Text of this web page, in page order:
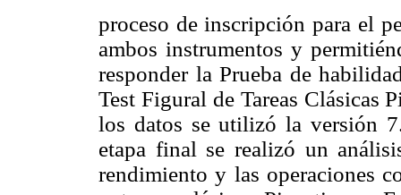
proceso de inscripción para el
ambos instrumentos y
responder la Prueba de
Test Figural de Tareas Clásicas
los datos se utilizó la versión
etapa final se realizó un
rendimiento y las operaciones